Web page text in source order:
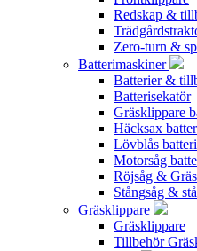
Redskap &
Zero-turn &
Batterimaskiner
Batterier &
Batterisekatör
Gräsklippare
Häcksax
Lövblås
Motorsåg
Röjsåg &
Stångsåg &
Gräsklippare
Gräsklippare
Tillbehör